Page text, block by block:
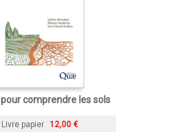
comprendre les sols
Livre papier 12,00 €